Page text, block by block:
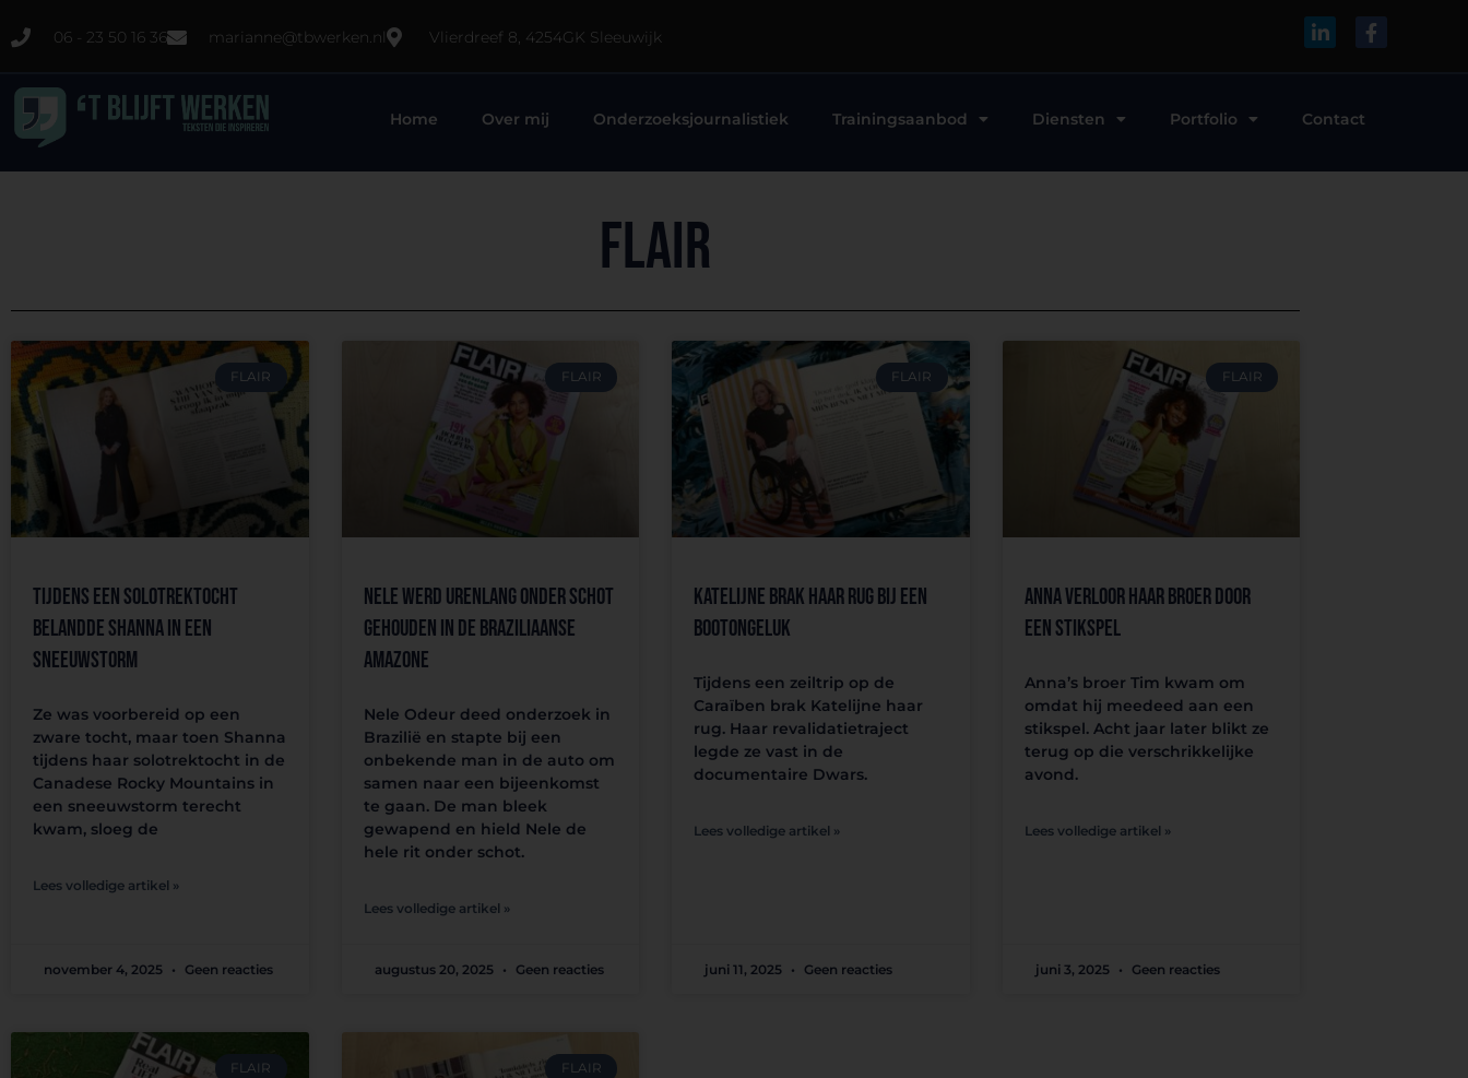
06 - 23 50 16 36 marianne@tbwerken.nl Vlierdreef 8, 4254GK Sleeuwijk
Home Over mij Onderzoeksjournalistiek Trainingsaanbod Diensten Portfolio Contact
Flair
FLAIR
Tijdens een solotrektocht
belandde Shanna in een
sneeuwstorm
Ze was voorbereid op een
zware tocht, maar toen Shanna
tijdens haar solotrektocht in de
Canadese Rocky Mountains in
een sneeuwstorm terecht
kwam, sloeg de
Lees volledige artikel »
november 4, 2025 Geen reacties
FLAIR
Nele werd urenlang onder schot
gehouden in de Braziliaanse
Amazone
Nele Odeur deed onderzoek in
Brazilië en stapte bij een
onbekende man in de auto om
samen naar een bijeenkomst
te gaan. De man bleek
gewapend en hield Nele de
hele rit onder schot.
Lees volledige artikel »
augustus 20, 2025 Geen reacties
FLAIR
Katelijne brak haar rug bij een
bootongeluk
Tijdens een zeiltrip op de
Caraïben brak Katelijne haar
rug. Haar revalidatietraject
legde ze vast in de
documentaire Dwars.
Lees volledige artikel »
juni 11, 2025 Geen reacties
FLAIR
Anna verloor haar broer door
een stikspel
Anna’s broer Tim kwam om
omdat hij meedeed aan een
stikspel. Acht jaar later blikt ze
terug op die verschrikkelijke
avond.
Lees volledige artikel »
juni 3, 2025 Geen reacties
FLAIR FLAIR